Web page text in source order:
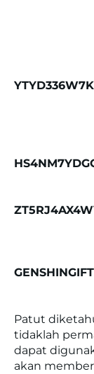
GENSHINGIFT
Patut
tidaklah
dapat
akan